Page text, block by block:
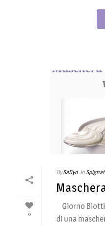
0
By SaByo In
Giorno
di una